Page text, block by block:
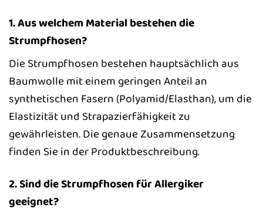
1. Aus welchem Material bestehen die
Strumpfhosen?
Die Strumpfhosen bestehen hauptsächlich aus
Baumwolle mit einem geringen Anteil an
synthetischen Fasern (Polyamid/Elasthan), um die
Elastizität und Strapazierfähigkeit zu
gewährleisten. Die genaue Zusammensetzung
finden Sie in der Produktbeschreibung.
2. Sind die Strumpfhosen für Allergiker
geeignet?